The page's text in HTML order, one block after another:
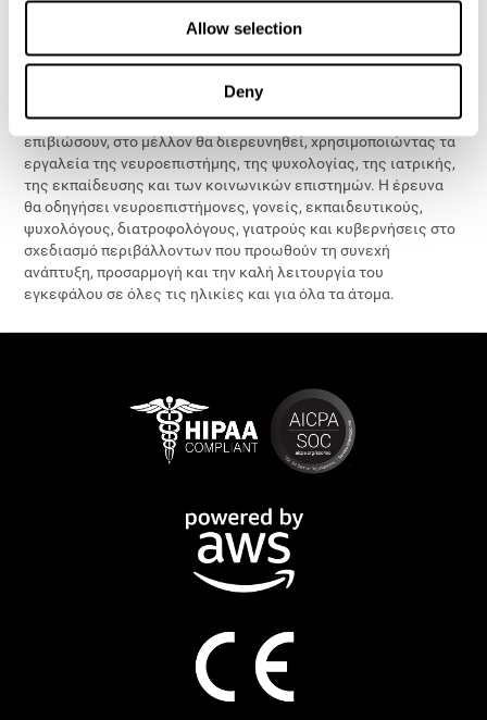
Allow selection
Deny
καταλληλότητας του εγκεφάλου είναι αυτή που τοποθετείται
στην έλειψη ελπίδας που σχετίζεται με νευροεκφυλιστικές
μπορούν να επιτύχουν την καταλληλότητα και να συνεχίσουν
να μαθαίνουν και να αναπτύσσονται προκειμένου να
επιβιώσουν, στο μέλλον θα διερευνηθεί, χρησιμοποιώντας τα
εργαλεία της νευροεπιστήμης, της ψυχολογίας, της ιατρικής,
της εκπαίδευσης και των κοινωνικών επιστημών. Η έρευνα
θα οδηγήσει νευροεπιστήμονες, γονείς, εκπαιδευτικούς,
ψυχολόγους, διατροφολόγους, γιατρούς και κυβερνήσεις στο
σχεδιασμό περιβάλλοντων που προωθούν τη συνεχή
ανάπτυξη, προσαρμογή και την καλή λειτουργία του
εγκεφάλου σε όλες τις ηλικίες και για όλα τα άτομα.